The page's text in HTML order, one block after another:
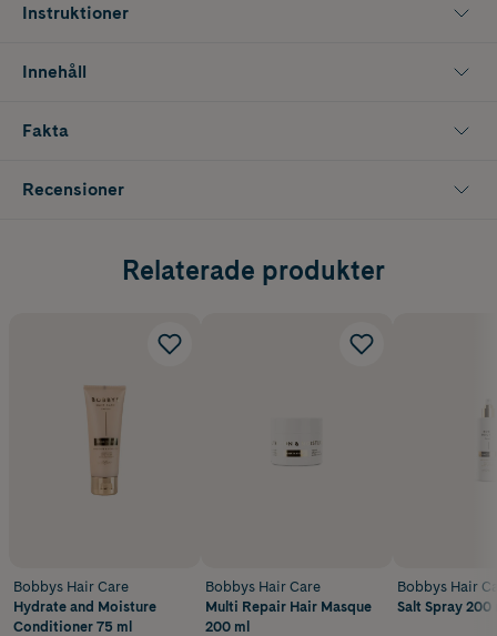
Instruktioner
Innehåll
Fakta
Recensioner
Relaterade produkter
Bobbys Hair Care
Hydrate and Moisture
Conditioner 75 ml
Bobbys Hair Care
Multi Repair Hair Masque
200 ml
Bobbys Hair
Salt Spray 200